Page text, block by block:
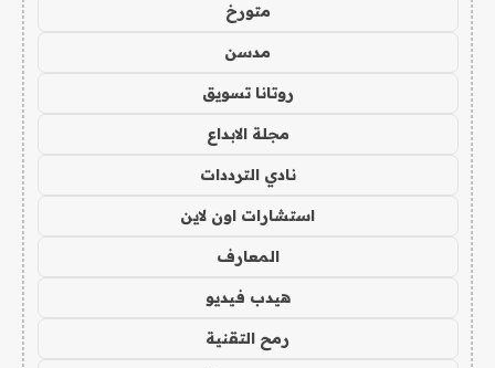
متورخ
مدسن
روتانا تسويق
مجلة الابداع
نادي الترددات
استشارات اون لاين
المعارف
هيدب فيديو
رمح التقنية